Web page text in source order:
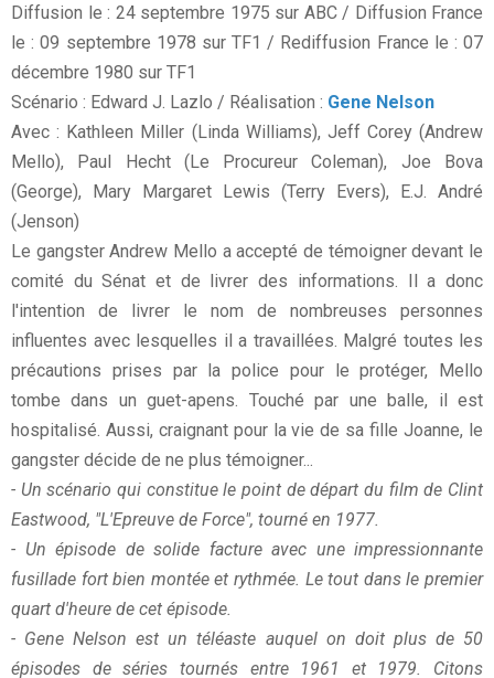
Diffusion le : 24 septembre 1975 sur ABC / Diffusion France
le : 09 septembre 1978 sur TF1 / Rediffusion France le : 07
décembre 1980 sur TF1
Scénario : Edward J. Lazlo / Réalisation : Gene Nelson
Avec : Kathleen Miller (Linda Williams), Jeff Corey (Andrew
Mello), Paul Hecht (Le Procureur Coleman), Joe Bova
(George), Mary Margaret Lewis (Terry Evers), E.J. André
(Jenson)
Le gangster Andrew Mello a accepté de témoigner devant le
comité du Sénat et de livrer des informations. Il a donc
l'intention de livrer le nom de nombreuses personnes
influentes avec lesquelles il a travaillées. Malgré toutes les
précautions prises par la police pour le protéger, Mello
tombe dans un guet-apens. Touché par une balle, il est
hospitalisé. Aussi, craignant pour la vie de sa fille Joanne, le
gangster décide de ne plus témoigner...
- Un scénario qui constitue le point de départ du film de Clint
Eastwood, "L'Epreuve de Force", tourné en 1977.
- Un épisode de solide facture avec une impressionnante
fusillade fort bien montée et rythmée. Le tout dans le premier
quart d'heure de cet épisode.
- Gene Nelson est un téléaste auquel on doit plus de 50
épisodes de séries tournés entre 1961 et 1979. Citons